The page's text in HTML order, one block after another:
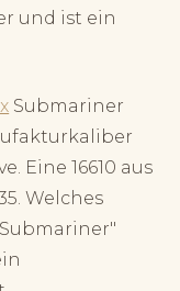
und ist ein
Submariner
Eine 16610 aus
Welches